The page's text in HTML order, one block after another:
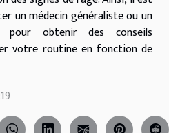
un médecin généraliste ou un
obtenir des conseils
votre routine en fonction de